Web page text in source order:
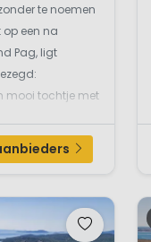
te noemen
op een na
Pag, ligt
mooi tochtje met
Handig als je